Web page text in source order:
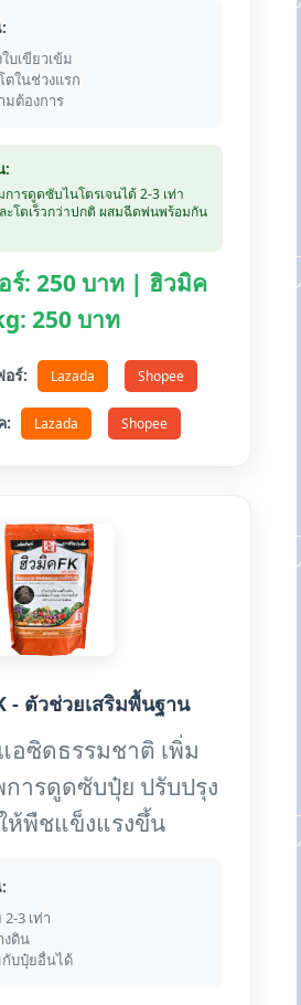
บเขียวเข้ม
ตในช่วงแรก
มต้องการ
:
ารดูดซับไนโตรเจนได้ 2-3 เท่า
ะโตเร็วกว่าปกติ ผสมฉีดพ่นพร้อมกัน
ร์: 250 บาท | ฮิวมิค
250 บาท
อร์: Lazada Shopee
: Lazada Shopee
- ตัวช่วยเสริมพื้นฐาน
อซิดธรรมชาติ เพิ่ม
ารดูดซับปุ๋ย ปรับปรุง
ห้พืชแข็งแรงขึ้น
3 เท่า
งดิน
บปุ๋ยอื่นได้